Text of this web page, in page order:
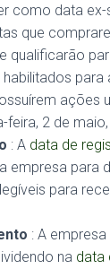
como data ex-
que
qualificarão
para
ações
feira, 2 de maio,
: A data de
empresa para
para
: A
na data